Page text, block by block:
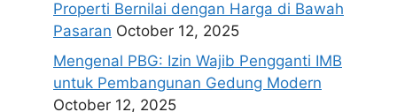
Properti Bernilai dengan Harga di Bawah
Pasaran October 12, 2025
Mengenal PBG: Izin Wajib Pengganti IMB
untuk Pembangunan Gedung Modern
October 12, 2025